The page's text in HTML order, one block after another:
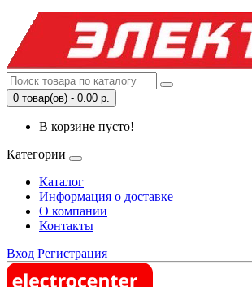
0 товар(ов) - 0.00 р.
В корзине пусто!
Категории
Каталог
Информация о доставке
О компании
Контакты
Вход Регистрация